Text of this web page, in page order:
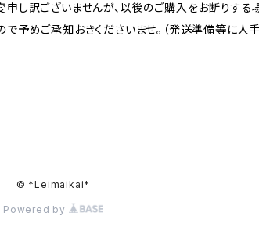
し訳ございませんが、以後のご購入をお断りする
予めご承知おきくださいませ。（発送準備等に人
© *Leimaikai*
Powered by